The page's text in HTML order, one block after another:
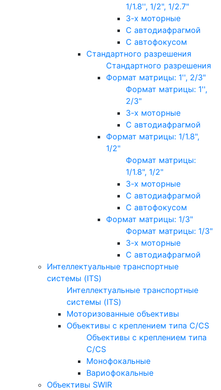
1/1.8'', 1/2", 1/2.7"
3-х моторные
С автодиафрагмой
С автофокусом
Стандартного разрешения
Стандартного разрешения
Формат матрицы: 1'', 2/3"
Формат матрицы: 1'',
2/3"
3-х моторные
С автодиафрагмой
Формат матрицы: 1/1.8",
1/2"
Формат матрицы:
1/1.8", 1/2"
3-х моторные
С автодиафрагмой
С автофокусом
Формат матрицы: 1/3"
Формат матрицы: 1/3"
3-х моторные
С автодиафрагмой
Интеллектуальные транспортные
системы (ITS)
Интеллектуальные транспортные
системы (ITS)
Моторизованные объективы
Объективы с креплением типа C/CS
Объективы с креплением типа
C/CS
Монофокальные
Вариофокальные
Объективы SWIR